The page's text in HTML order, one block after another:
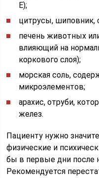
Е);
цитрусы, шиповник,
печень животных
влияющий на
коркового слоя);
морская соль,
микроэлементов;
арахис, отруби,
желез.
Пациенту нужно
физические и
бы в первые дни после
Рекомендуется